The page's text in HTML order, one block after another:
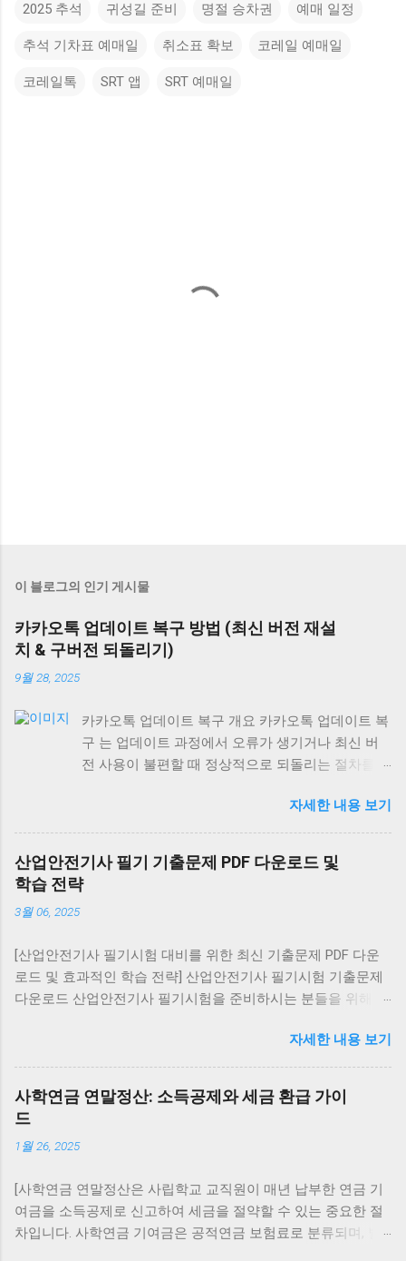
2025 추석 귀성길 준비 명절 승차권 예매 일정
추석 기차표 예매일 취소표 확보 코레일 예매일
코레일톡 SRT 앱 SRT 예매일
이 블로그의 인기 게시물
카카오톡 업데이트 복구 방법 (최신 버전 재설
치 & 구버전 되돌리기)
9월 28, 2025
카카오톡 업데이트 복구 개요 카카오톡 업데이트 복
구 는 업데이트 과정에서 오류가 생기거나 최신 버
전 사용이 불편할 때 정상적으로 되돌리는 절차를
하지만, 구버전 복구는 안드로이드에서만 제한적으
로 가능하며 iOS와 PC는 불가능합니다. 안드로이드
에서 카카오톡 업데이트 복구 최신 버전 재설치: 구
글 플레이 스토어 → 카카오톡 검색 → [삭제] → [다
경로 사용을 권장 대화 내역 유지: 설치 전 카카오톡
백업 을 통해 데이터를 저장하세요. 아이폰(iOS)에서
카카오톡 업데이트 복구 구버전 복구 불가능 (앱스
후 앱스토어에서 최신 버전 재설치 대화 내역은
iCloud 백업 을 통해 복원 가능 PC에서 카카오톡 업
데이트 복구 PC 카카오톡은 실행 시 자동 업데이트
복구 최신 버전 복구 안드로이드 가능 (APK 설치, 보
안 위험 존재) 가능 (플레이스토어 재설치) 아이폰
(iOS) 불가능 가능 (앱스토어 재설치) PC 불가능 가
자세한 내용 보기
산업안전기사 필기 기출문제 PDF 다운로드 및
학습 전략
3월 06, 2025
[산업안전기사 필기시험 대비를 위한 최신 기출문제 PDF 다운
로드 및 효과적인 학습 전략] 산업안전기사 필기시험 기출문제
다운로드 산업안전기사 필기시험을 준비하시는 분들을 위해 최
2016년부터 2022년까지의 7개년 기출문제를 다운로드하실 수
있습니다. 이 자료에는 교사용(정답 표시), 학생용(문제만), 해설
집(해설 및 정답 포함) 버전이 포함되어 있어 다양한 학습 방식
에 맞게 활용할 수 있습니다. 기출문제 다운로드 전자문제집
CBT 활용 인터넷을 통해 다양한 자격시험의 기출문제를 풀어볼
수 있는 전자문제집 CBT 사이트를 활용해보세요. 이동 중에도
이 공부할 수 있습니다. CBT 문제 풀기 산업안전기사 시험과목
및 출제유형 산업안전기사 필기시험은 총 6개의 과목으로 구성
되어 있습니다: 안전관리론 인간공학 및 시스템안전공학 기계
자세한 내용 보기
사학연금 연말정산: 소득공제와 세금 환급 가이
드
1월 26, 2025
[사학연금 연말정산은 사립학교 교직원이 매년 납부한 연금 기
여금을 소득공제로 신고하여 세금을 절약할 수 있는 중요한 절
차입니다. 사학연금 기여금은 공적연금 보험료로 분류되며, 별